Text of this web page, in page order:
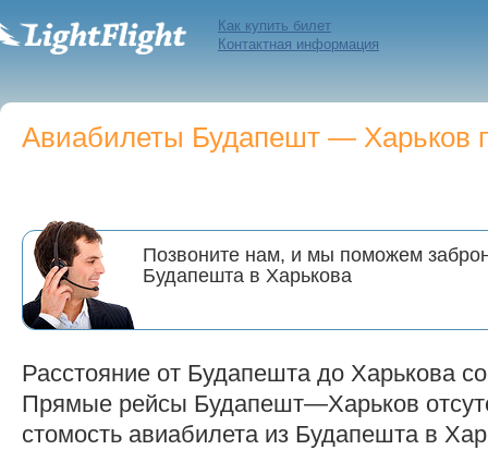
Как купить билет
Контактная информация
Авиабилеты Будапешт — Харьков
Позвоните нам, и мы поможем
Будапешта в Харькова
Расстояние от Будапешта до Харькова
Прямые рейсы Будапешт—Харьков
стомость авиабилета из Будапешта в